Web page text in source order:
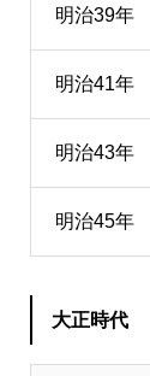
明治39年
明治41年
明治43年
明治45年
大正時代